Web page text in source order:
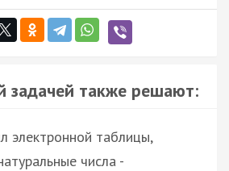
задачей также решают:
электронной таблицы,
числа -